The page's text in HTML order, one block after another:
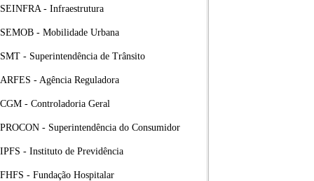
SEINFRA - Infraestrutura
SEMOB - Mobilidade Urbana
SMT - Superintendência de Trânsito
ARFES - Agência Reguladora
CGM - Controladoria Geral
PROCON - Superintendência do Consumidor
IPFS - Instituto de Previdência
FHFS - Fundação Hospitalar